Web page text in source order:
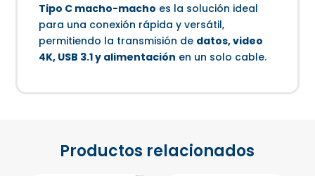
Tipo C macho-macho es la solución ideal
para una conexión rápida y versátil,
permitiendo la transmisión de datos, video
4K, USB 3.1 y alimentación en un solo cable.
Productos relacionados